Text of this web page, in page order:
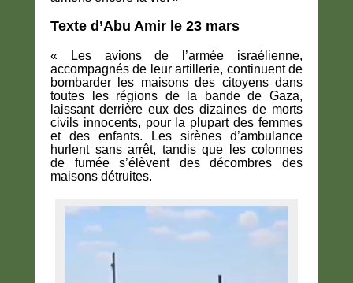
Texte d’Abu Amir le 23 mars
« Les avions de l’armée israélienne,
accompagnés de leur artillerie, continuent de
bombarder les maisons des citoyens dans
toutes les régions de la bande de Gaza,
laissant derrière eux des dizaines de morts
civils innocents, pour la plupart des femmes
et des enfants. Les sirènes d’ambulance
hurlent sans arrêt, tandis que les colonnes
de fumée s’élèvent des décombres des
maisons détruites.